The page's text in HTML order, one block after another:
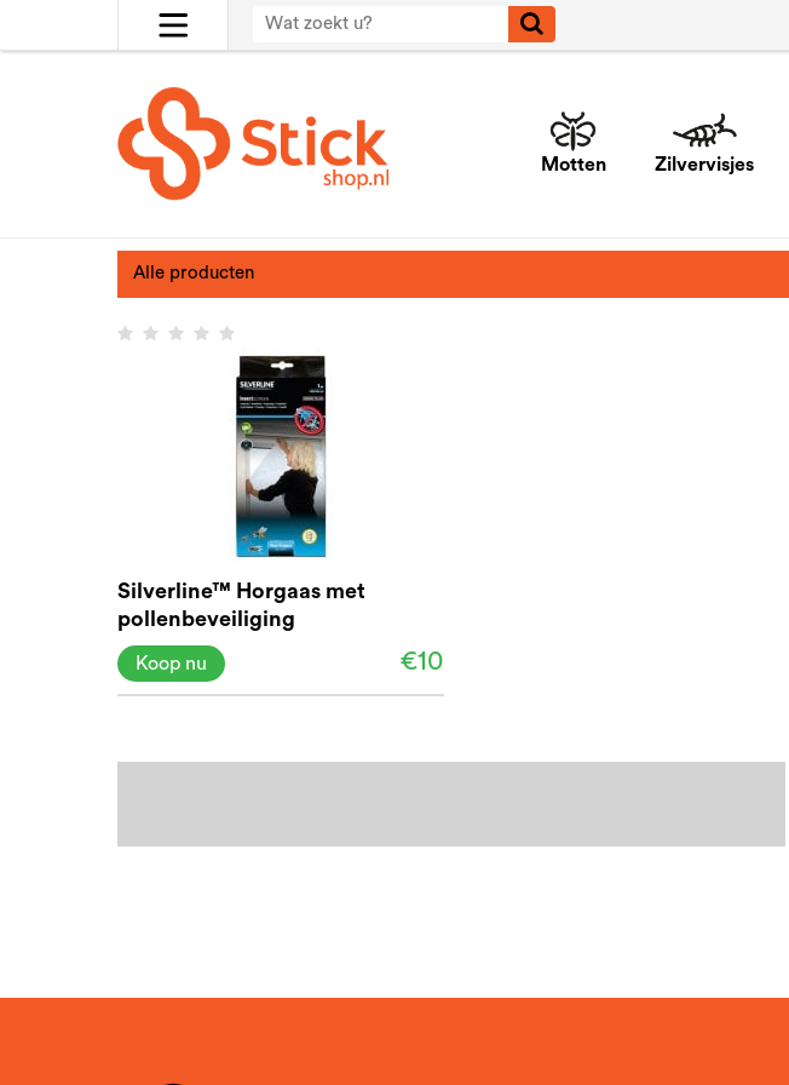
Motten Zilvervisjes
Alle producten
Silverline™ Horgaas met
pollenbeveiliging
€10
Koop nu